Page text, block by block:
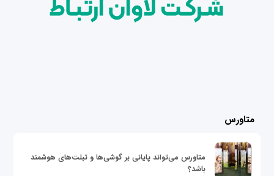
متاورس
متاورس می‌تواند پایانی بر گوشی‌ها و تبلت‌های هوشمند
باشد؟